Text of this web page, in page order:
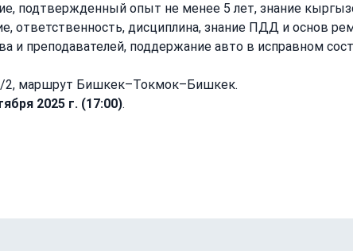
подтвержденный опыт не менее 5 лет, знание
ответственность, дисциплина, знание ПДД и основ
и преподавателей, поддержание авто в исправном
2, маршрут Бишкек–Токмок–Бишкек.
2025 г. (17:00).